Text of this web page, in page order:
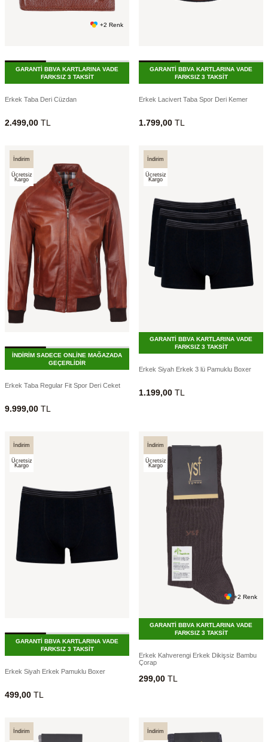
+2 Renk
GARANTİ BBVA KARTLARINA VADE
FARKSIZ 3 TAKSİT
Erkek Taba Deri Cüzdan
2.499,00 TL
GARANTİ BBVA KARTLARINA VADE
FARKSIZ 3 TAKSİT
Erkek Lacivert Taba Spor Deri Kemer
1.799,00 TL
İndirim
Ücretsiz
Kargo
İNDİRİM SADECE ONLİNE MAĞAZADA
GEÇERLİDİR
Erkek Taba Regular Fit Spor Deri Ceket
9.999,00 TL
İndirim
Ücretsiz
Kargo
GARANTİ BBVA KARTLARINA VADE
FARKSIZ 3 TAKSİT
Erkek Siyah Erkek 3 lü Pamuklu Boxer
1.199,00 TL
İndirim
Ücretsiz
Kargo
GARANTİ BBVA KARTLARINA VADE
FARKSIZ 3 TAKSİT
Erkek Siyah Erkek Pamuklu Boxer
499,00 TL
İndirim
Ücretsiz
Kargo
+2 Renk
GARANTİ BBVA KARTLARINA VADE
FARKSIZ 3 TAKSİT
Erkek Kahverengi Erkek Dikişsiz Bambu
Çorap
299,00 TL
İndirim İndirim